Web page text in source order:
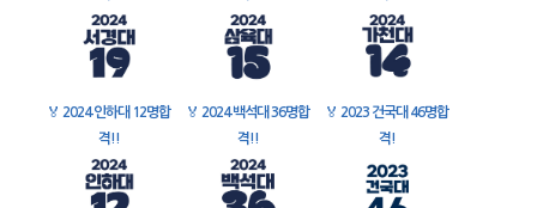
🏅 2024 인하대 12명합
격!!
🏅 2024 백석대 36명합
격!!
🏅 2023 건국대 46명합
격!